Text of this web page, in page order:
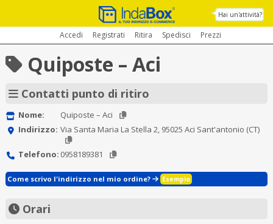
Hai un'attività?
Accedi Registrati Ritira Spedisci Prezzi
Quiposte – Aci
Contatti punto di ritiro
Nome:
Quiposte – Aci
Indirizzo: Via Santa Maria La Stella 2, 95025 Aci Sant'antonio (CT)
Telefono: 0958189381
Come scrivo l'indirizzo nel mio ordine? Esempio
Orari